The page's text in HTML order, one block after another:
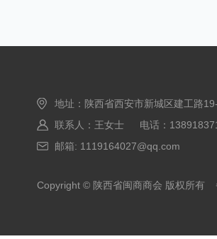
地址：陕西省西安市新城区建工路
联系人：王女士 电话：
邮箱: 1119164027@qq.com
Copyright © 陕西省闽商商会 版权所有